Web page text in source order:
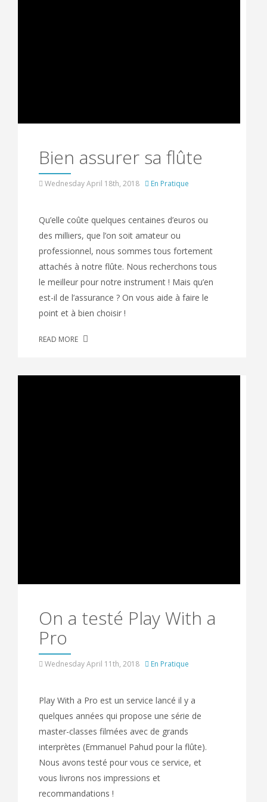
Bien assurer sa flûte
Wednesday April 18th, 2018 En Pratique
Qu’elle coûte quelques centaines d’euros ou
des milliers, que l’on soit amateur ou
professionnel, nous sommes tous fortement
attachés à notre flûte. Nous recherchons tous
le meilleur pour notre instrument ! Mais qu’en
est-il de l’assurance ? On vous aide à faire le
point et à bien choisir !
READ MORE
On a testé Play With a
Pro
Wednesday April 11th, 2018 En Pratique
Play With a Pro est un service lancé il y a
quelques années qui propose une série de
master-classes filmées avec de grands
interprètes (Emmanuel Pahud pour la flûte).
Nous avons testé pour vous ce service, et
vous livrons nos impressions et
recommandations !